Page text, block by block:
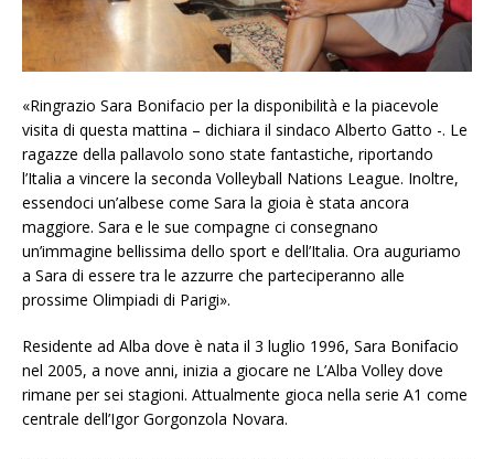
«Ringrazio Sara Bonifacio per la disponibilità e la piacevole
visita di questa mattina – dichiara il sindaco Alberto Gatto -. Le
ragazze della pallavolo sono state fantastiche, riportando
l’Italia a vincere la seconda Volleyball Nations League. Inoltre,
essendoci un’albese come Sara la gioia è stata ancora
maggiore. Sara e le sue compagne ci consegnano
un’immagine bellissima dello sport e dell’Italia. Ora auguriamo
a Sara di essere tra le azzurre che parteciperanno alle
prossime Olimpiadi di Parigi».
Residente ad Alba dove è nata il 3 luglio 1996, Sara Bonifacio
nel 2005, a nove anni, inizia a giocare ne L’Alba Volley dove
rimane per sei stagioni. Attualmente gioca nella serie A1 come
centrale dell’Igor Gorgonzola Novara.